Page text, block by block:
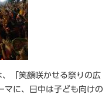
「笑顔咲かせる祭りの広
マに、日中は子ども向けの